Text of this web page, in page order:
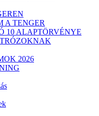
A TENGER
10 ALAPTÖRVÉNYE
2026